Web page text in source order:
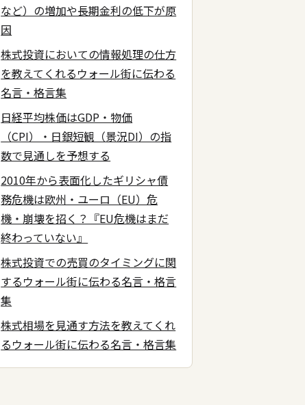
など）の増加や長期金利の低下が原
因
株式投資においての情報処理の仕方
を教えてくれるウォール街に伝わる
名言・格言集
日経平均株価はGDP・物価
（CPI）・日銀短観（景況DI）の指
数で見通しを予想する
2010年から表面化したギリシャ債
務危機は欧州・ユーロ（EU）危
機・崩壊を招く？『EU危機はまだ
終わっていない』
株式投資での売買のタイミングに関
するウォール街に伝わる名言・格言
集
株式相場を見通す方法を教えてくれ
るウォール街に伝わる名言・格言集